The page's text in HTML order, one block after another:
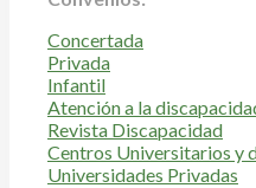
Concertada
Privada
Infantil
Atención a la
Revista Discapacidad
Centros Universitarios y
Universidades Privadas